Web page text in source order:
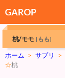
GAROP
桃/モモ [もも]
ホーム > サプリ >
☆桃